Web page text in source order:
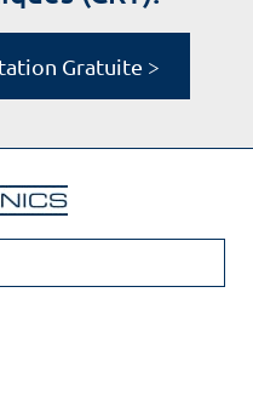
Gratuite >